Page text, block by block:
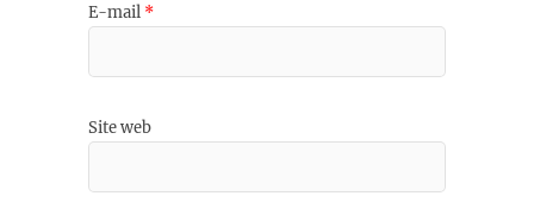
E-mail *
Site web